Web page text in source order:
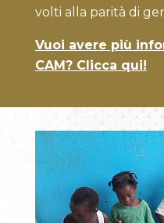
volti alla parità di
Vuoi avere più
CAM? Clicca qui!